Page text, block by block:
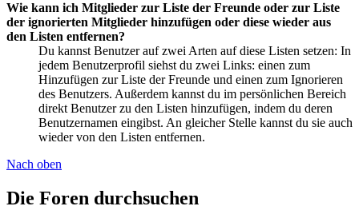
Wie kann ich Mitglieder zur Liste der Freunde oder zur Liste
der ignorierten Mitglieder hinzufügen oder diese wieder aus
den Listen entfernen?
Du kannst Benutzer auf zwei Arten auf diese Listen setzen: In
jedem Benutzerprofil siehst du zwei Links: einen zum
Hinzufügen zur Liste der Freunde und einen zum Ignorieren
des Benutzers. Außerdem kannst du im persönlichen Bereich
direkt Benutzer zu den Listen hinzufügen, indem du deren
Benutzernamen eingibst. An gleicher Stelle kannst du sie auch
wieder von den Listen entfernen.
Nach oben
Die Foren durchsuchen